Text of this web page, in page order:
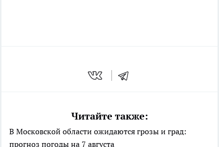
Читайте также:
В Московской области ожидаются грозы и град:
прогноз погоды на 7 августа